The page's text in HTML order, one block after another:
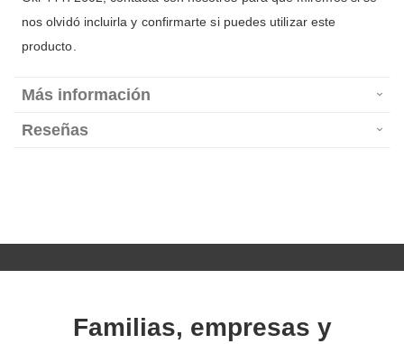
nos olvidó incluirla y confirmarte si puedes utilizar este
producto.
Más información
Reseñas
Familias, empresas y